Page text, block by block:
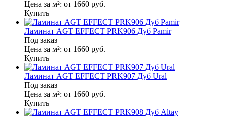
Цена за м²: от 1660 руб.
Купить
Ламинат AGT EFFECT PRK906 Дуб Pamir
Под заказ
Цена за м²: от 1660 руб.
Купить
Ламинат AGT EFFECT PRK907 Дуб Ural
Под заказ
Цена за м²: от 1660 руб.
Купить